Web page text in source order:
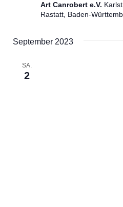
Art Canrobert e.V.
Rastatt, Baden-
September 2023
SA.
2